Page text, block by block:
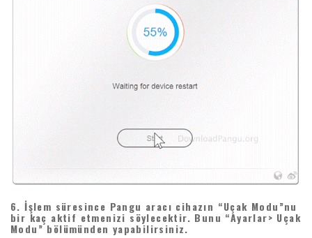
6. İşlem süresince Pangu aracı cihazın “Uçak Modu”nu
bir kaç aktif etmenizi söylecektir. Bunu “Ayarlar> Uçak
Modu” bölümünden yapabilirsiniz.